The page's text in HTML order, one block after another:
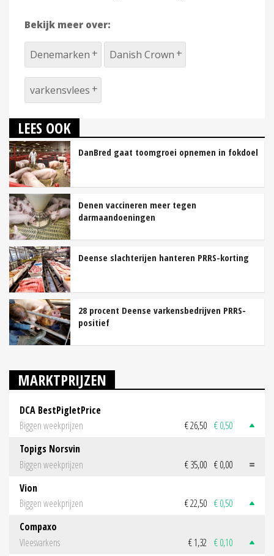
Bekijk meer over:
Denemarken Danish Crown
varkensvlees
LEES OOK
DanBred gaat toomgroei opnemen in fokdoel
Denen vaccineren meer tegen
darmaandoeningen
Deense slachterijen hanteren PRRS-korting
28 procent Deense varkensbedrijven PRRS-
positief
MARKTPRIJZEN
DCA BestPigletPrice
Biggen weekprijzen
€ 26,50 € 0,50
Topigs Norsvin
Biggen weekprijzen
€ 35,00 € 0,00
Vion
Biggen weekprijzen
€ 22,50 € 0,50
Compaxo
Vleesvarkens
€ 1,32 € 0,10